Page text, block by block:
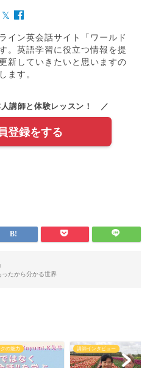
イン英会話サイト「ワールド
。英語学習に役立つ情報を提
新していきたいと思いますの
ます。
講師と体験レッスン！ ／
登録をする
たから分かる世界
の魅力 講師インタビュー